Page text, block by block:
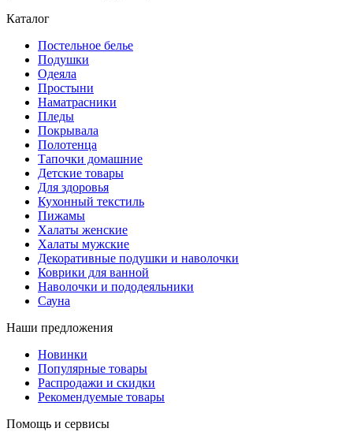
Каталог
Постельное белье
Подушки
Одеяла
Простыни
Наматрасники
Пледы
Покрывала
Полотенца
Тапочки домашние
Детские товары
Для здоровья
Кухонный текстиль
Пижамы
Халаты женские
Халаты мужские
Декоративные подушки и наволочки
Коврики для ванной
Наволочки и пододеяльники
Сауна
Наши предложения
Новинки
Популярные товары
Распродажи и скидки
Рекомендуемые товары
Помощь и сервисы